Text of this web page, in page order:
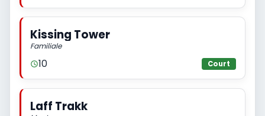
Kissing Tower
Familiale
10 Court
Laff Trakk